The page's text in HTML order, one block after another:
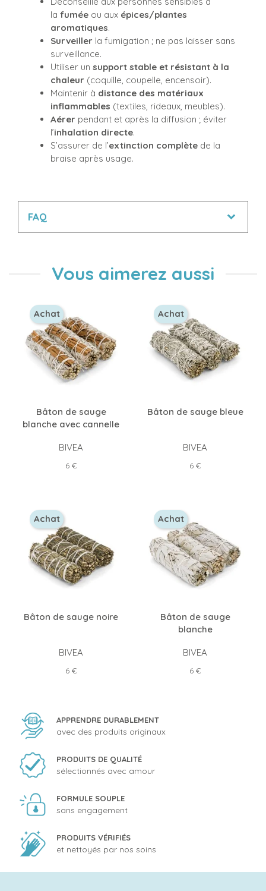
la fumée ou aux épices/plantes
aromatiques.
Surveiller la fumigation ; ne pas laisser sans
surveillance.
Utiliser un support stable et résistant à la
chaleur (coquille, coupelle, encensoir).
Maintenir à distance des matériaux
inflammables (textiles, rideaux, meubles).
Aérer pendant et après la diffusion ; éviter
l’inhalation directe.
S’assurer de l’extinction complète de la
braise après usage.
FAQ
Vous aimerez aussi
Bâton de sauge
blanche avec cannelle
BIVEA
Prix
6 €
Achat
Bâton de sauge bleue
BIVEA
Prix
6 €
Achat
Bâton de sauge noire
BIVEA
Prix
6 €
Achat
Bâton de sauge
blanche
BIVEA
Prix
6 €
Achat
APPRENDRE DURABLEMENT
avec des produits originaux
PRODUITS DE QUALITÉ
sélectionnés avec amour
FORMULE SOUPLE
sans engagement
PRODUITS VÉRIFIÉS
et nettoyés par nos soins